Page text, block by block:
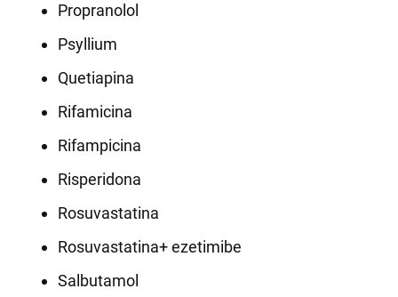
Propranolol
Psyllium
Quetiapina
Rifamicina
Rifampicina
Risperidona
Rosuvastatina
Rosuvastatina+ ezetimibe
Salbutamol